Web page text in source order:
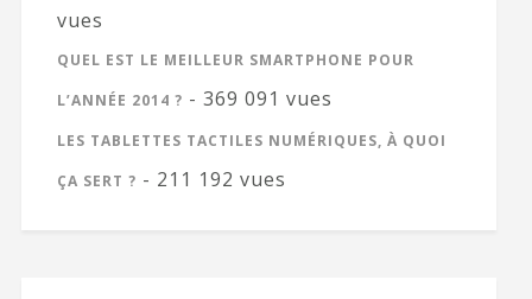
vues
QUEL EST LE MEILLEUR SMARTPHONE POUR
L’ANNÉE 2014 ? - 369 091 vues
LES TABLETTES TACTILES NUMÉRIQUES, À QUOI
ÇA SERT ? - 211 192 vues